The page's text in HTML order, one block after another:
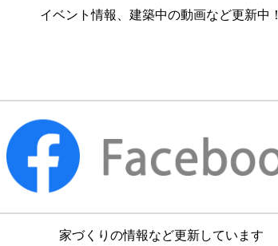
イベント情報、建築中の動画など更新中！
家づくりの情報など更新しています